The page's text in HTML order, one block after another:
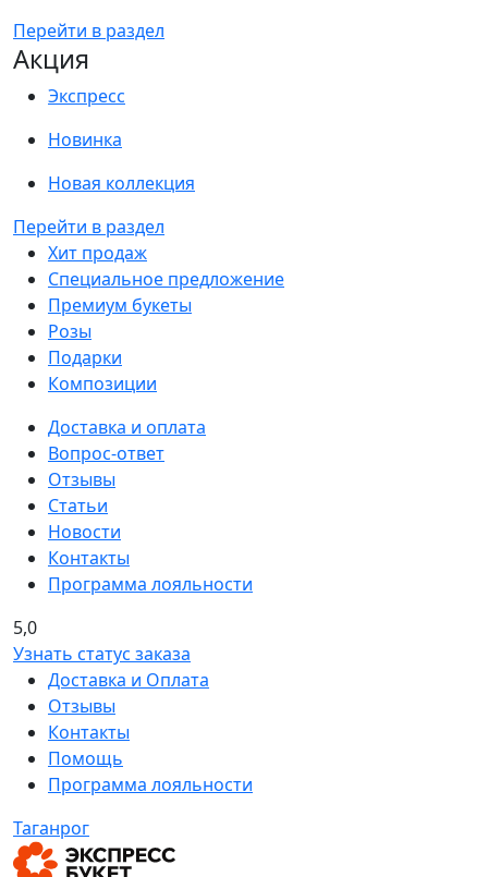
Перейти в раздел
Акция
Экспресс
Новинка
Новая коллекция
Перейти в раздел
Хит продаж
Специальное предложение
Премиум букеты
Розы
Подарки
Композиции
Доставка и оплата
Вопрос-ответ
Отзывы
Статьи
Новости
Контакты
Программа лояльности
5,0
Узнать статус заказа
Доставка и Оплата
Отзывы
Контакты
Помощь
Программа лояльности
Таганрог